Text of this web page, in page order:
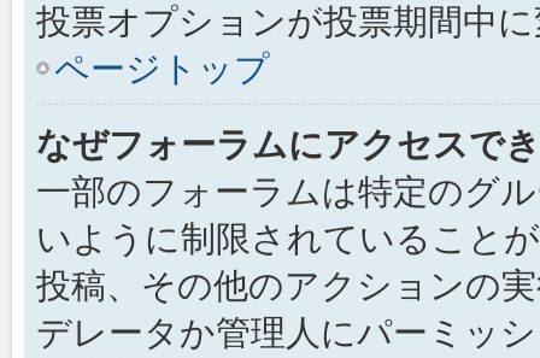
投票オプションが投票期間中
ページトップ
なぜフォーラムにアクセスで
一部のフォーラムは特定のグ
いように制限されていること
投稿、その他のアクションの
デレータか管理人にパーミッ